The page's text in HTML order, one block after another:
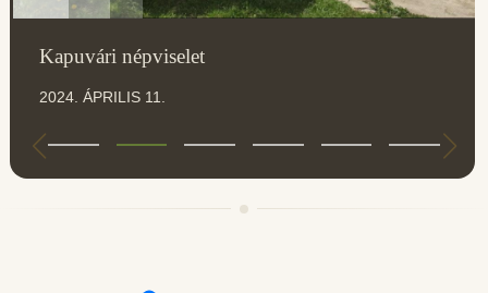
Kapuvári népviselet
2024. ÁPRILIS 11.